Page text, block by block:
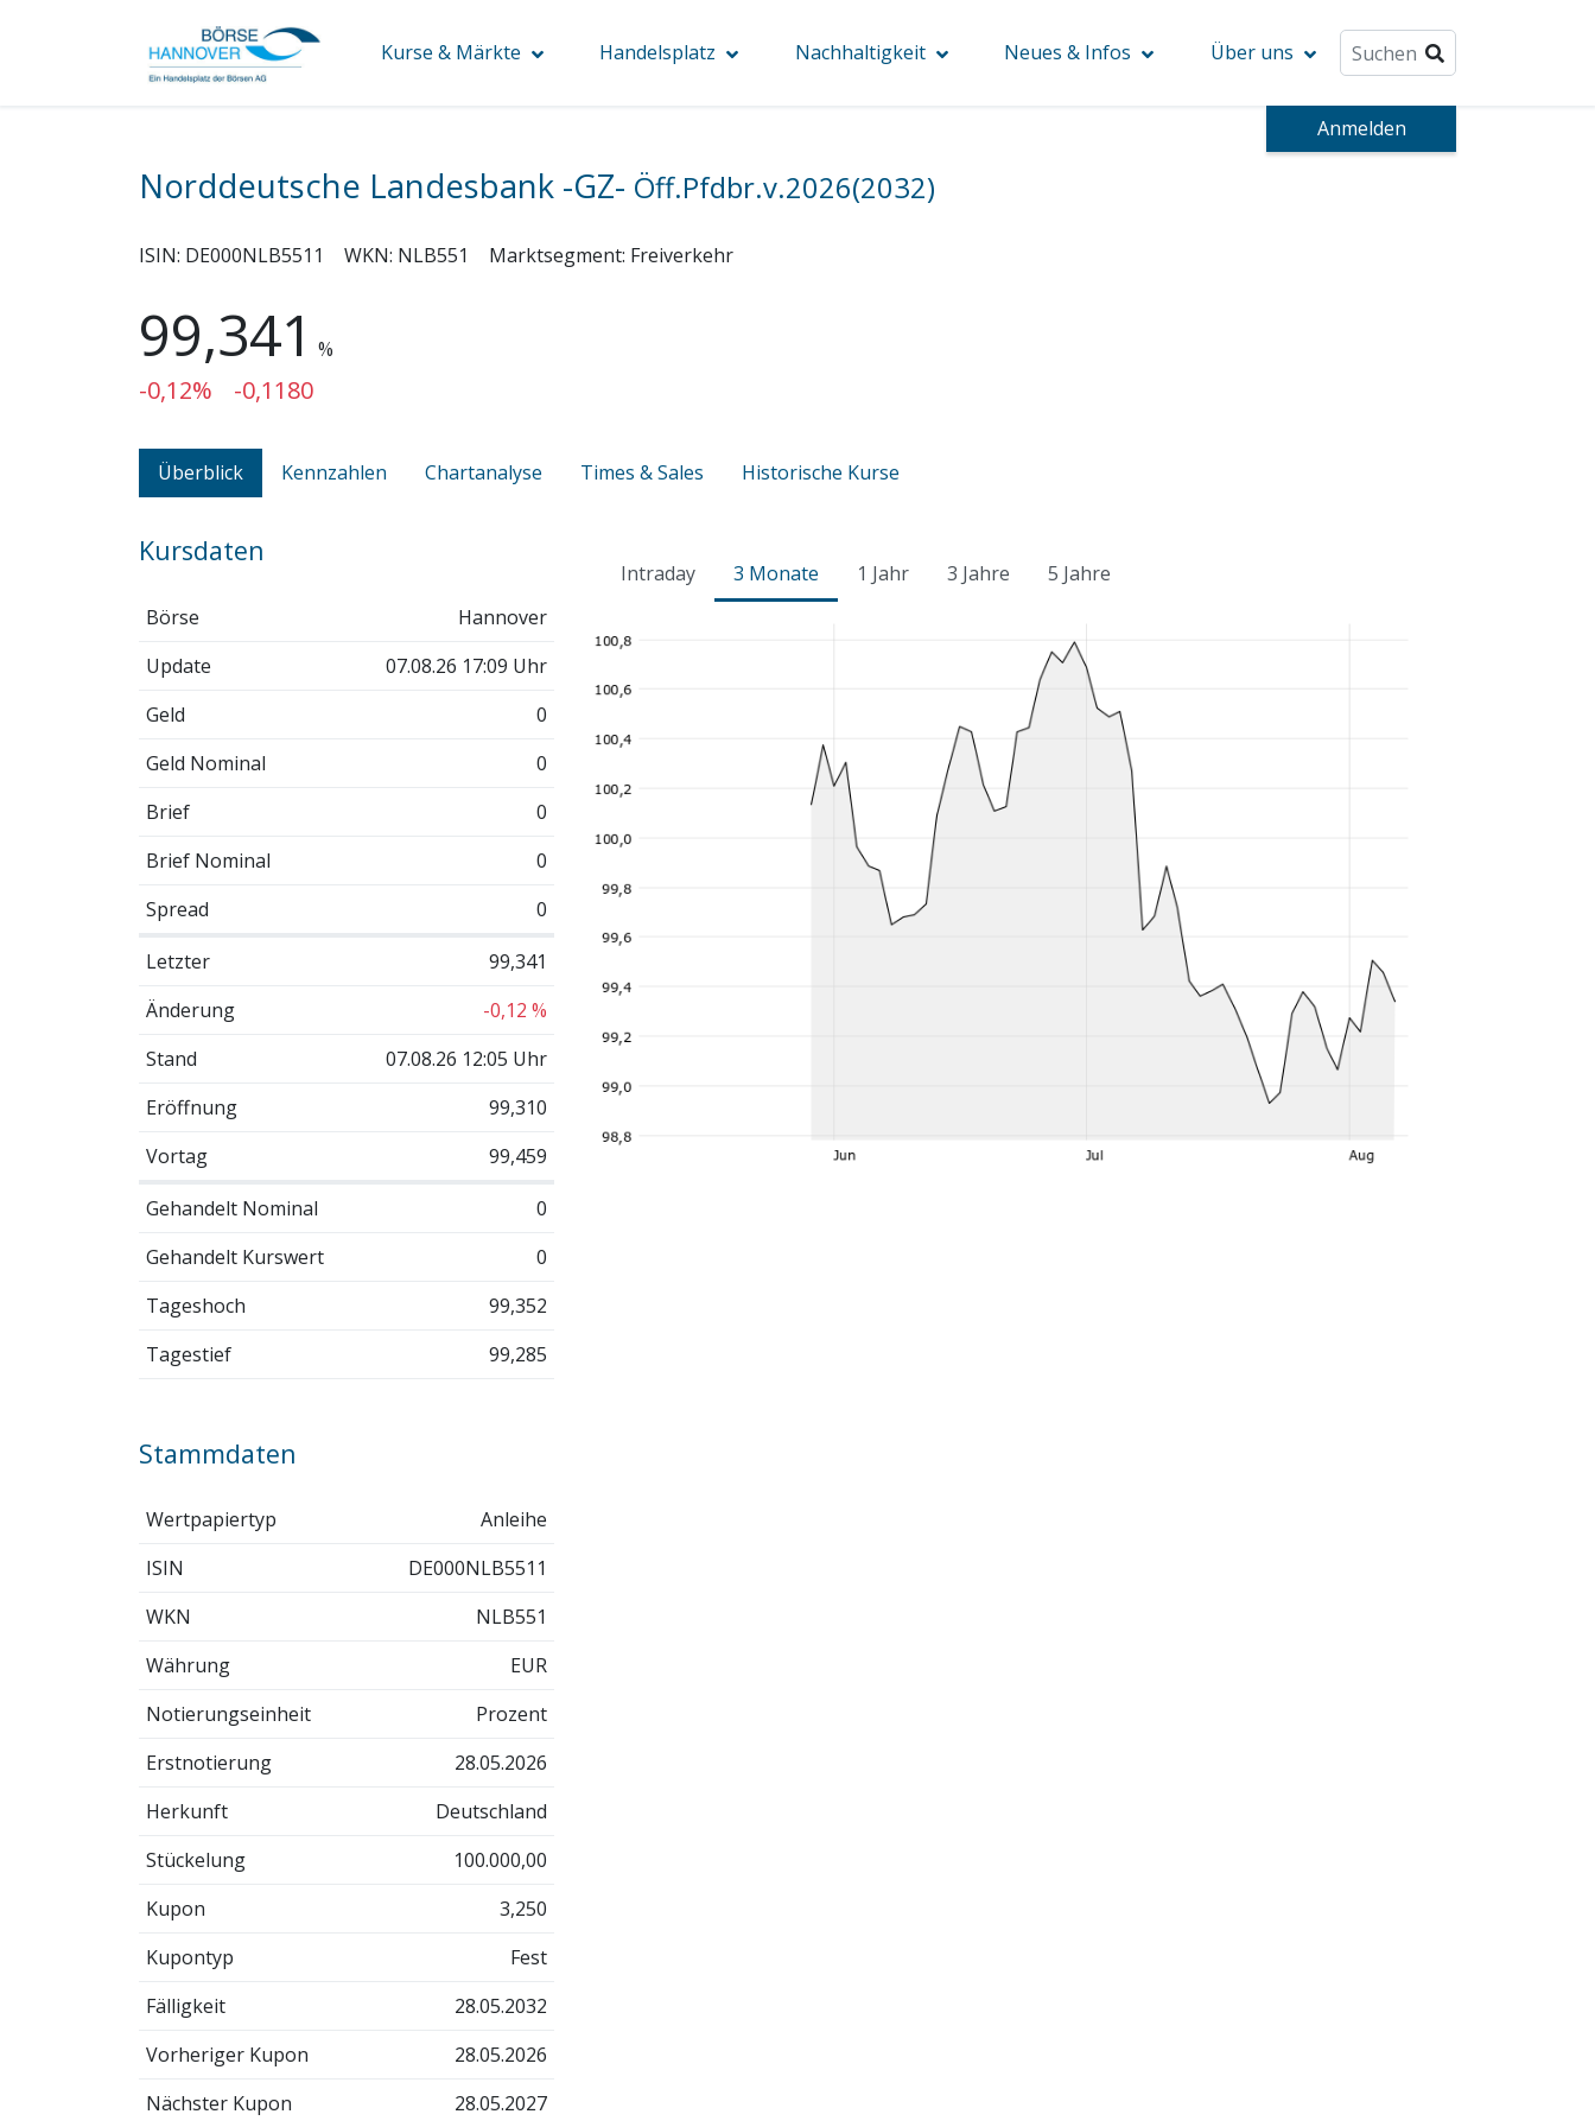
Kurse & Märkte Handelsplatz Nachhaltigkeit Neues & Infos Über uns
Anmelden
Norddeutsche Landesbank -GZ- Öff.Pfdbr.v.2026(2032)
ISIN: DE000NLB5511 WKN: NLB551 Marktsegment: Freiverkehr
99,341 %
-0,12% -0,1180
Überblick Kennzahlen Chartanalyse Times & Sales Historische Kurse
Kursdaten
Börse
Hannover
Update
07.08.26 17:09 Uhr
Geld
0
Geld Nominal
0
Brief
0
Brief Nominal
0
Spread
0
Letzter
99,341
Änderung
-0,12 %
Stand
07.08.26 12:05 Uhr
Eröffnung
99,310
Vortag
99,459
Gehandelt Nominal
0
Gehandelt Kurswert
0
Tageshoch
99,352
Tagestief
99,285
Stammdaten
Wertpapiertyp
Anleihe
ISIN
DE000NLB5511
WKN
NLB551
Währung
EUR
Notierungseinheit
Prozent
Erstnotierung
28.05.2026
Herkunft
Deutschland
Stückelung
100.000,00
Kupon
3,250
Kupontyp
Fest
Fälligkeit
28.05.2032
Vorheriger Kupon
28.05.2026
Nächster Kupon
28.05.2027
Intraday 3 Monate 1 Jahr 3 Jahre 5 Jahre